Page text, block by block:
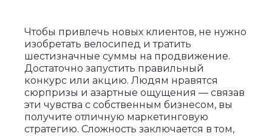
Чтобы привлечь новых клиентов, не нужно
изобретать велосипед и тратить
шестизначные суммы на продвижение.
Достаточно запустить правильный
конкурс или акцию. Людям нравятся
сюрпризы и азартные ощущения — связав
эти чувства с собственным бизнесом, вы
получите отличную маркетинговую
стратегию. Сложность заключается в том,